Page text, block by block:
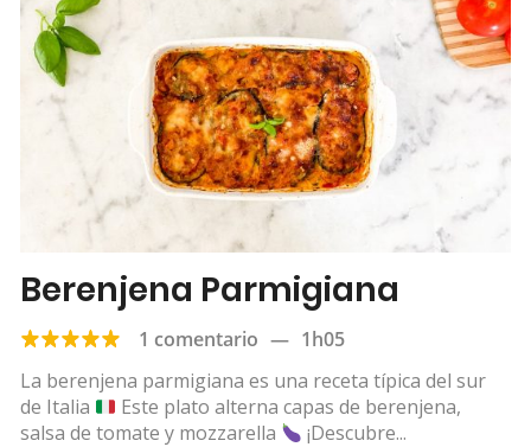
Berenjena Parmigiana
1 comentario — 1h05
La berenjena parmigiana es una receta típica del sur
de Italia
Este plato alterna capas de berenjena,
salsa de tomate y mozzarella
¡Descubre...